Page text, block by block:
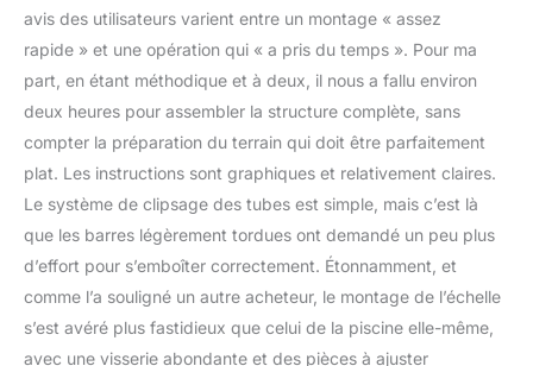
avis des utilisateurs varient entre un montage « assez
rapide » et une opération qui « a pris du temps ». Pour ma
part, en étant méthodique et à deux, il nous a fallu environ
deux heures pour assembler la structure complète, sans
compter la préparation du terrain qui doit être parfaitement
plat. Les instructions sont graphiques et relativement claires.
Le système de clipsage des tubes est simple, mais c’est là
que les barres légèrement tordues ont demandé un peu plus
d’effort pour s’emboîter correctement. Étonnamment, et
comme l’a souligné un autre acheteur, le montage de l’échelle
s’est avéré plus fastidieux que celui de la piscine elle-même,
avec une visserie abondante et des pièces à ajuster